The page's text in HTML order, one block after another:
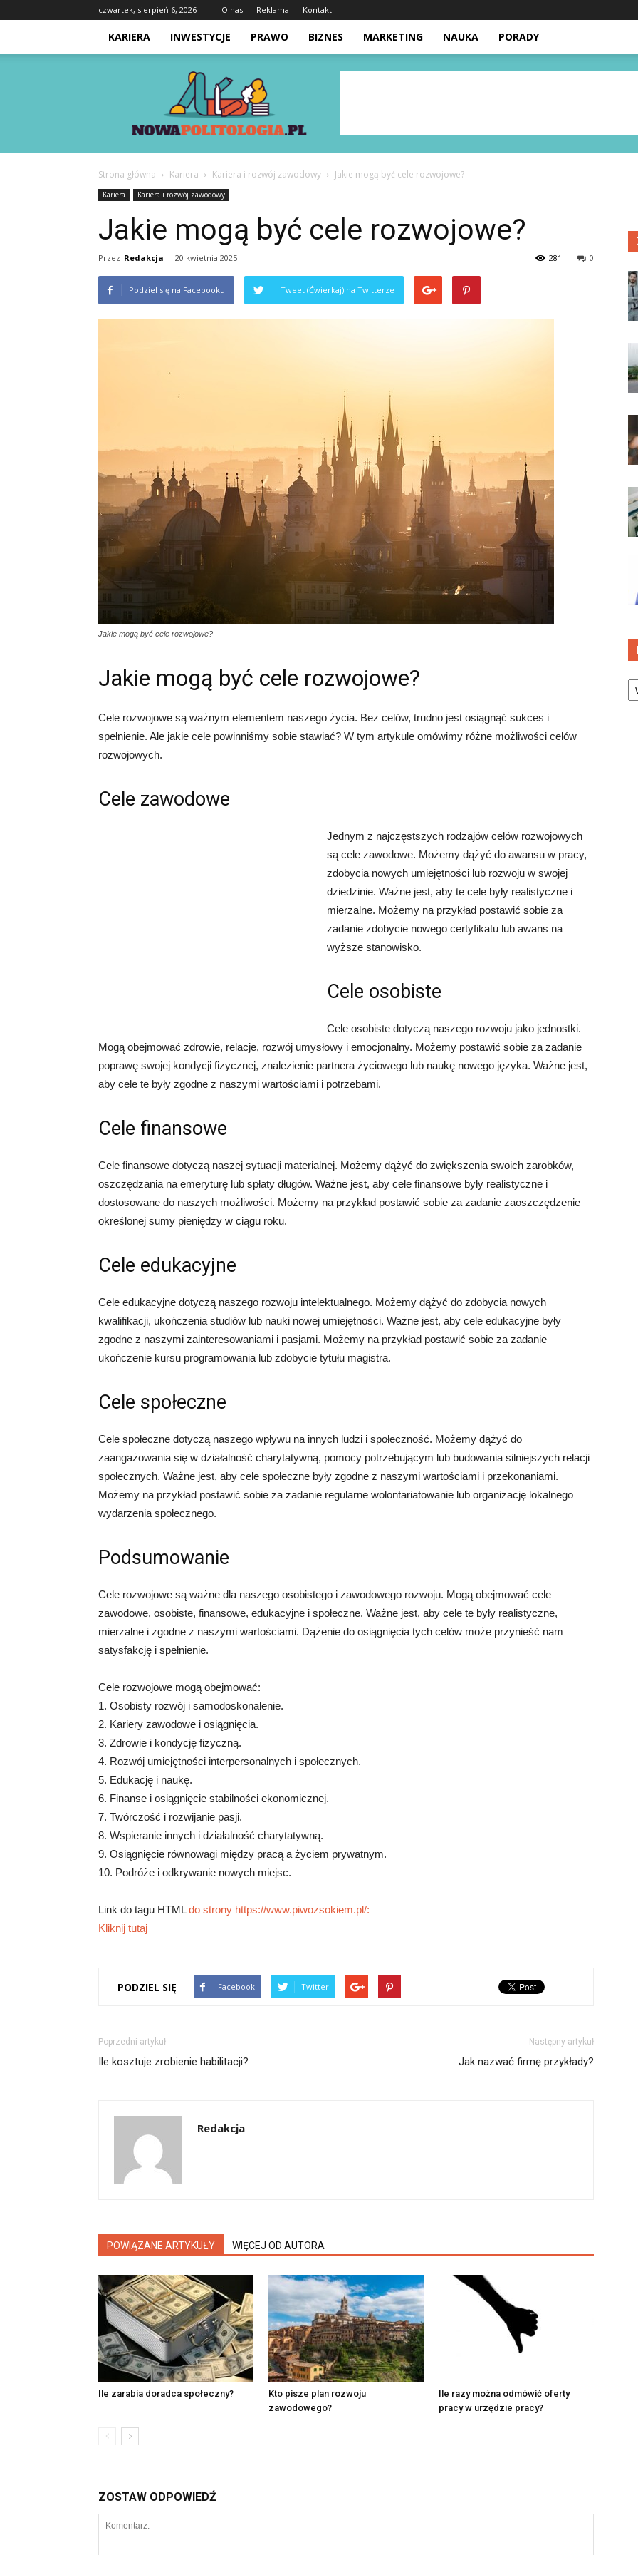
czwartek, sierpień 6, 2026 O nas Reklama Kontakt
KARIERA INWESTYCJE PRAWO BIZNES MARKETING NAUKA PORADY
Nowapolitologia.pl
Strona główna Kariera Kariera i rozwój zawodowy Jakie mogą być cele rozwojowe?
Kariera Kariera i rozwój zawodowy
Jakie mogą być cele rozwojowe?
Przez Redakcja - 20 kwietnia 2025 0
281
Podziel się na Facebooku Tweet (Ćwierkaj) na Twitterze
Jakie mogą być cele rozwojowe?
Jakie mogą być cele rozwojowe?
Cele rozwojowe są ważnym elementem naszego życia. Bez celów, trudno jest osiągnąć sukces i
spełnienie. Ale jakie cele powinniśmy sobie stawiać? W tym artykule omówimy różne możliwości celów
rozwojowych.
Cele zawodowe
Jednym z najczęstszych rodzajów celów rozwojowych
są cele zawodowe. Możemy dążyć do awansu w pracy,
zdobycia nowych umiejętności lub rozwoju w swojej
dziedzinie. Ważne jest, aby te cele były realistyczne i
mierzalne. Możemy na przykład postawić sobie za
zadanie zdobycie nowego certyfikatu lub awans na
wyższe stanowisko.
Cele osobiste
Cele osobiste dotyczą naszego rozwoju jako jednostki.
Mogą obejmować zdrowie, relacje, rozwój umysłowy i emocjonalny. Możemy postawić sobie za zadanie
poprawę swojej kondycji fizycznej, znalezienie partnera życiowego lub naukę nowego języka. Ważne jest,
aby cele te były zgodne z naszymi wartościami i potrzebami.
Cele finansowe
Cele finansowe dotyczą naszej sytuacji materialnej. Możemy dążyć do zwiększenia swoich zarobków,
oszczędzania na emeryturę lub spłaty długów. Ważne jest, aby cele finansowe były realistyczne i
dostosowane do naszych możliwości. Możemy na przykład postawić sobie za zadanie zaoszczędzenie
określonej sumy pieniędzy w ciągu roku.
Cele edukacyjne
Cele edukacyjne dotyczą naszego rozwoju intelektualnego. Możemy dążyć do zdobycia nowych
kwalifikacji, ukończenia studiów lub nauki nowej umiejętności. Ważne jest, aby cele edukacyjne były
zgodne z naszymi zainteresowaniami i pasjami. Możemy na przykład postawić sobie za zadanie
ukończenie kursu programowania lub zdobycie tytułu magistra.
Cele społeczne
Cele społeczne dotyczą naszego wpływu na innych ludzi i społeczność. Możemy dążyć do
zaangażowania się w działalność charytatywną, pomocy potrzebującym lub budowania silniejszych relacji
społecznych. Ważne jest, aby cele społeczne były zgodne z naszymi wartościami i przekonaniami.
Możemy na przykład postawić sobie za zadanie regularne wolontariatowanie lub organizację lokalnego
wydarzenia społecznego.
Podsumowanie
Cele rozwojowe są ważne dla naszego osobistego i zawodowego rozwoju. Mogą obejmować cele
zawodowe, osobiste, finansowe, edukacyjne i społeczne. Ważne jest, aby cele te były realistyczne,
mierzalne i zgodne z naszymi wartościami. Dążenie do osiągnięcia tych celów może przynieść nam
satysfakcję i spełnienie.
Cele rozwojowe mogą obejmować:
1. Osobisty rozwój i samodoskonalenie.
2. Kariery zawodowe i osiągnięcia.
3. Zdrowie i kondycję fizyczną.
4. Rozwój umiejętności interpersonalnych i społecznych.
5. Edukację i naukę.
6. Finanse i osiągnięcie stabilności ekonomicznej.
7. Twórczość i rozwijanie pasji.
8. Wspieranie innych i działalność charytatywną.
9. Osiągnięcie równowagi między pracą a życiem prywatnym.
10. Podróże i odkrywanie nowych miejsc.
Link do tagu HTMLdo strony https://www.piwozsokiem.pl/:
Kliknij tutaj
PODZIEL SIĘ Facebook Twitter
Poprzedni artykuł
Ile kosztuje zrobienie habilitacji?
Następny artykuł
Jak nazwać firmę przykłady?
Redakcja
POWIĄZANE ARTYKUŁY WIĘCEJ OD AUTORA
Ile zarabia doradca społeczny?
Kto pisze plan rozwoju
zawodowego?
Ile razy można odmówić oferty
pracy w urzędzie pracy?
ZOSTAW ODPOWIEDŹ